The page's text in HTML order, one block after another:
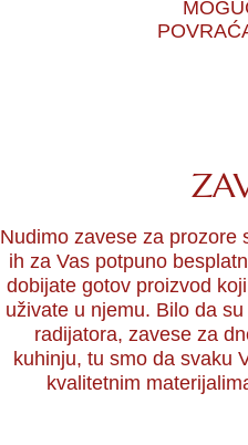
Nudimo zavese za prozore
ih za Vas potpuno
dobijate gotov proizvod
uživate u njemu. Bilo da
radijatora, zavese za
kuhinju, tu smo da svaku
kvalitetnim